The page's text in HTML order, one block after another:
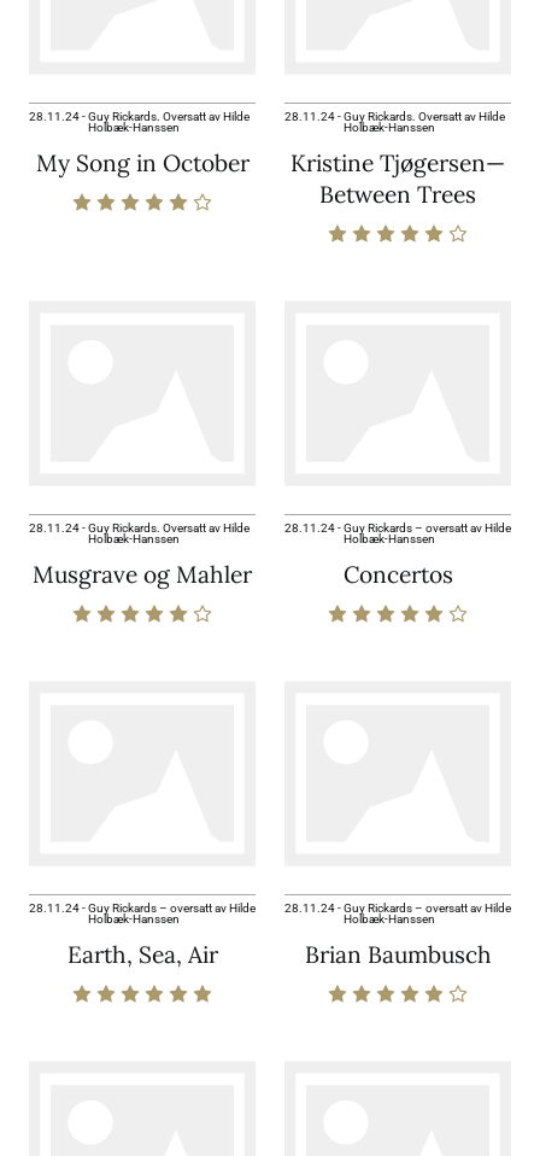
28.11.24-Guy Rickards. Oversatt av Hilde
Holbæk-Hanssen
My Song in October
28.11.24-Guy Rickards. Oversatt av Hilde
Holbæk-Hanssen
Kristine Tjøgersen—
Between Trees
28.11.24-Guy Rickards. Oversatt av Hilde
Holbæk-Hanssen
Musgrave og Mahler
28.11.24-Guy Rickards – oversatt av Hilde
Holbæk-Hanssen
Concertos
28.11.24-Guy Rickards – oversatt av Hilde
Holbæk-Hanssen
Earth, Sea, Air
28.11.24-Guy Rickards – oversatt av Hilde
Holbæk-Hanssen
Brian Baumbusch